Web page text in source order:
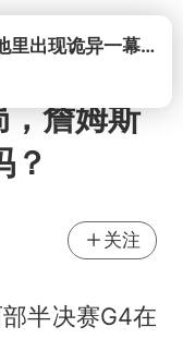
打开
詹姆斯
？
关注
半决赛G4在